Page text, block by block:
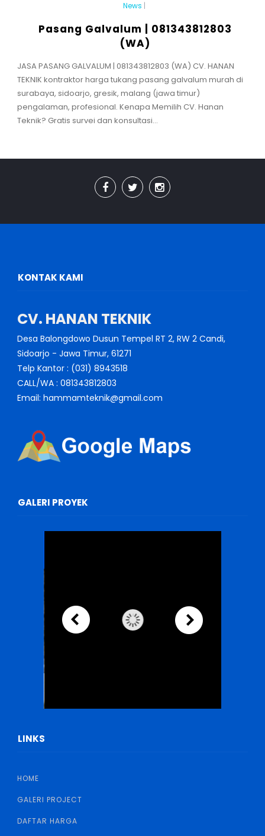
News |
Pasang Galvalum | 081343812803
(WA)
JASA PASANG GALVALUM | 081343812803 (WA) CV. HANAN
TEKNIK kontraktor harga tukang pasang galvalum murah di
surabaya, sidoarjo, gresik, malang (jawa timur)
pengalaman, profesional. Kenapa Memilih CV. Hanan
Teknik? Gratis survei dan konsultasi...
KONTAK KAMI
CV. HANAN TEKNIK
Desa Balongdowo Dusun Tempel RT 2, RW 2 Candi,
Sidoarjo - Jawa Timur, 61271
Telp Kantor : (031) 8943518
CALL/WA : 081343812803
Email: hammamteknik@gmail.com
GALERI PROYEK
LINKS
HOME
GALERI PROJECT
DAFTAR HARGA